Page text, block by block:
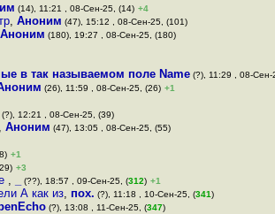
(14), 11:21 , 08-Сен-25, (14) +4
, Аноним (47), 15:12 , 08-Сен-25, (101)
Аноним (180), 19:27 , 08-Сен-25, (180)
в так называемом поле Name (?), 11:29 , 08-Сен-
(26), 11:59 , 08-Сен-25, (26) +1
(?), 12:21 , 08-Сен-25, (39)
, Аноним (47), 13:05 , 08-Сен-25, (55)
+1
+3
, (??), 18:57 , 09-Сен-25, (312) +1
А как из, пох. (?), 11:18 , 10-Сен-25, (341)
(?), 13:08 , 11-Сен-25, (347)